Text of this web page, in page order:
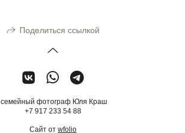
Поделиться ссылкой
семейный фотограф Юля Краш
+7 917 233 54 88
Сайт от wfolio